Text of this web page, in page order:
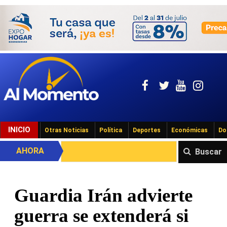
INICIO Otras Noticias Política Deportes Económicas
Buscar
AHORA
Guardia Irán advierte
guerra se extenderá si